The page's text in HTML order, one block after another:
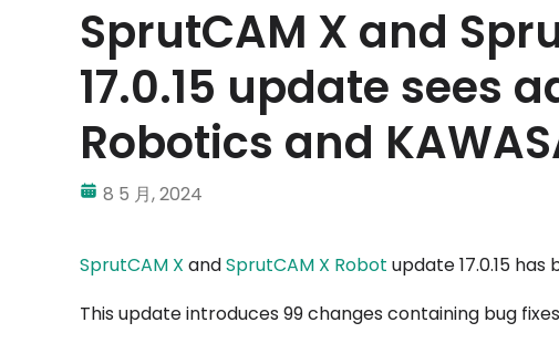
SprutCAM X and
17.0.15 update sees
Robotics and
8 5 月, 2024
SprutCAM X andSprutCAM X Robot update 17.0.15 has
This update introduces 99 changes containing bug